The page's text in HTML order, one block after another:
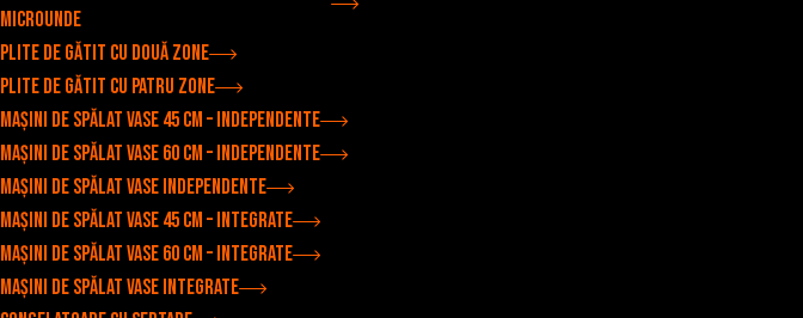
microunde
Plite de gătit cu două zone
Plite de gătit cu patru zone
Mașini de spălat vase 45 cm – independente
Mașini de spălat vase 60 cm – independente
Mașini de spălat vase independente
Mașini de spălat vase 45 cm – integrate
Mașini de spălat vase 60 cm – integrate
Mașini de spălat vase integrate